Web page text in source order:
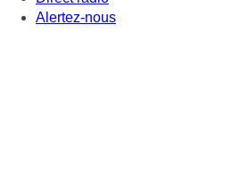
Alertez-nous